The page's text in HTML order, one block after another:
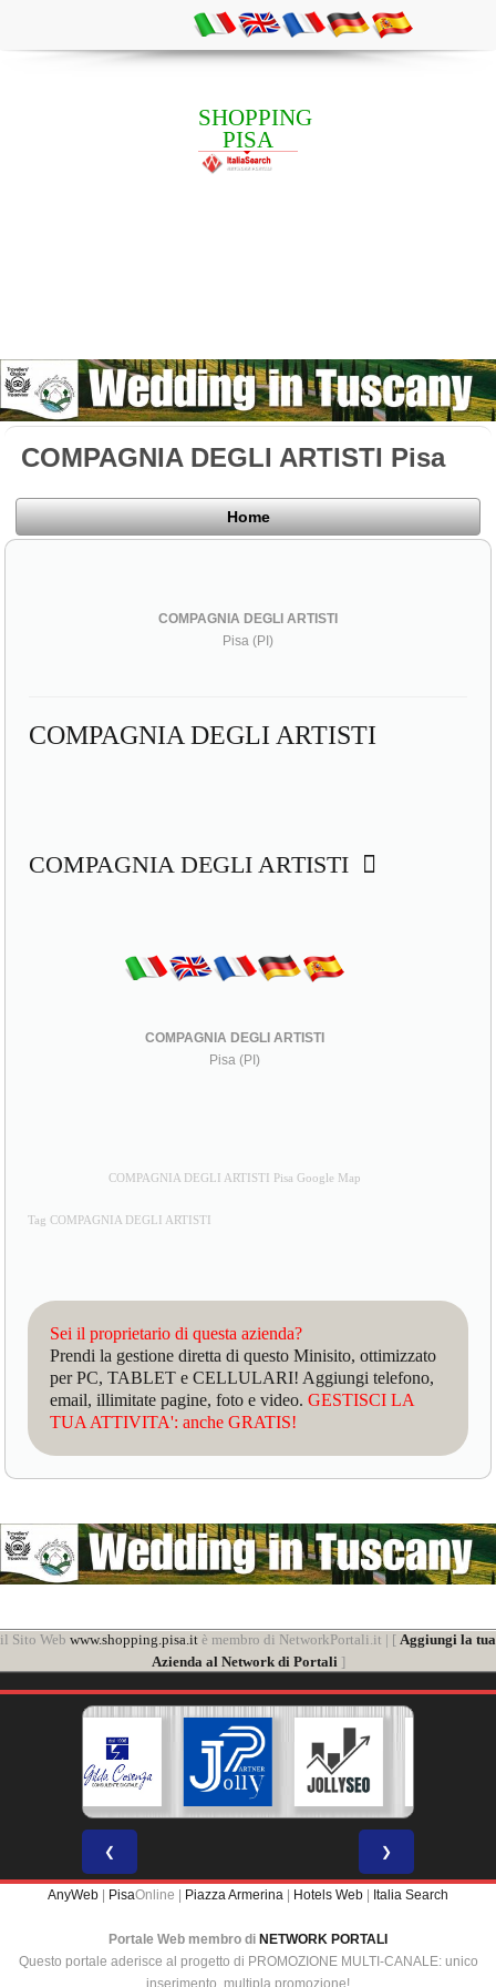
SHOPPING
PISA
COMPAGNIA DEGLI ARTISTI Pisa
Home
COMPAGNIA DEGLI ARTISTI
Pisa (PI)
COMPAGNIA DEGLI ARTISTI
COMPAGNIA DEGLI ARTISTI
COMPAGNIA DEGLI ARTISTI
Pisa (PI)
COMPAGNIA DEGLI ARTISTI Pisa Google Map
Tag COMPAGNIA DEGLI ARTISTI
Sei il proprietario di questa azienda?
Prendi la gestione diretta di questo Minisito, ottimizzato
per PC, TABLET e CELLULARI! Aggiungi telefono,
email, illimitate pagine, foto e video.GESTISCI LA
TUA ATTIVITA': anche GRATIS!
il Sito Web www.shopping.pisa.it è membro di NetworkPortali.it | [ Aggiungi la tua
Azienda al Network di Portali]
❮ ❯
AnyWeb PisaOnline | Piazza Armerina Hotels Web Italia Search
Portale Web membro di NETWORK PORTALI
Questo portale aderisce al progetto di PROMOZIONE MULTI-CANALE: unico
inserimento, multipla promozione!